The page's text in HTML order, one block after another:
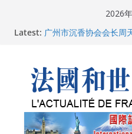
2026
Latest: 广州市沉香协会会长周
从一杯沉香叶茶到一缕
海南沉香文化考察纪行
父亲的日记